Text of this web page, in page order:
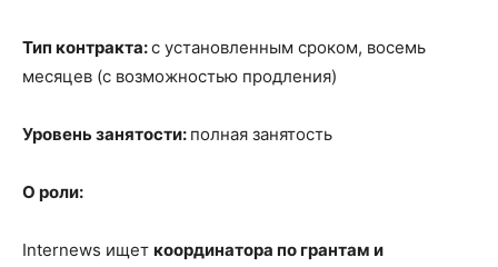
Тип контракта:с установленным сроком, восемь
месяцев (с возможностью продления)
Уровень занятости: полная занятость
О роли:
Internews ищет координатора по грантам и